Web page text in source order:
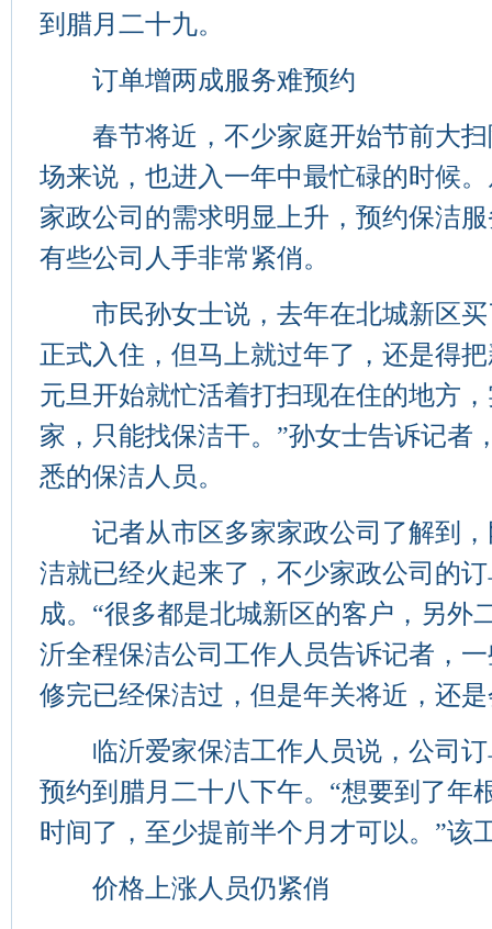
到腊月二十九。
订单增两成服务难预约
春节将近，不少家庭开始节前大扫
场来说，也进入一年中最忙碌的时候
家政公司的需求明显上升，预约保洁
有些公司人手非常紧俏。
市民孙女士说，去年在北城新区买
正式入住，但马上就过年了，还是得
元旦开始就忙活着打扫现在住的地方
家，只能找保洁干。”孙女士告诉记者
悉的保洁人员。
记者从市区多家家政公司了解到，
洁就已经火起来了，不少家政公司的
成。“很多都是北城新区的客户，另外
沂全程保洁公司工作人员告诉记者，
修完已经保洁过，但是年关将近，还
临沂爱家保洁工作人员说，公司订
预约到腊月二十八下午。“想要到了年
时间了，至少提前半个月才可以。”该
价格上涨人员仍紧俏